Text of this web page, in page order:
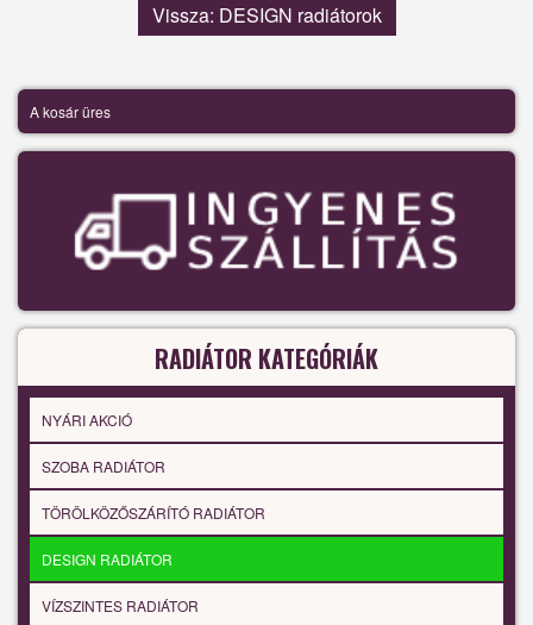
Vissza: DESIGN radiátorok
A kosár üres
RADIÁTOR KATEGÓRIÁK
NYÁRI AKCIÓ
SZOBA RADIÁTOR
TÖRÖLKÖZŐSZÁRÍTÓ RADIÁTOR
DESIGN RADIÁTOR
VÍZSZINTES RADIÁTOR